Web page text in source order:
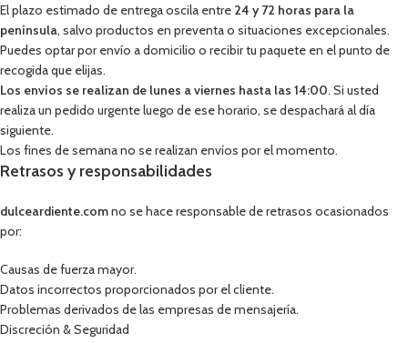
El plazo estimado de entrega oscila entre 24 y 72 horas para la
península, salvo productos en preventa o situaciones excepcionales.
Puedes optar por envío a domicilio o recibir tu paquete en el punto de
recogida que elijas.
Los envíos se realizan de lunes a viernes hasta las 14:00. Si usted
realiza un pedido urgente luego de ese horario, se despachará al día
siguiente.
Los fines de semana no se realizan envíos por el momento.
Retrasos y responsabilidades
dulceardiente.comno se hace responsable de retrasos ocasionados
por:
Causas de fuerza mayor.
Datos incorrectos proporcionados por el cliente.
Problemas derivados de las empresas de mensajería.
Discreción & Seguridad